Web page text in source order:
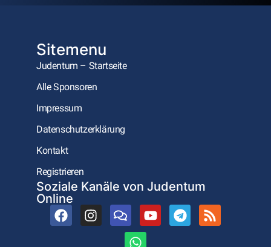
Sitemenu
Judentum – Startseite
Alle Sponsoren
Impressum
Datenschutzerklärung
Kontakt
Registrieren
Soziale Kanäle von Judentum
Online